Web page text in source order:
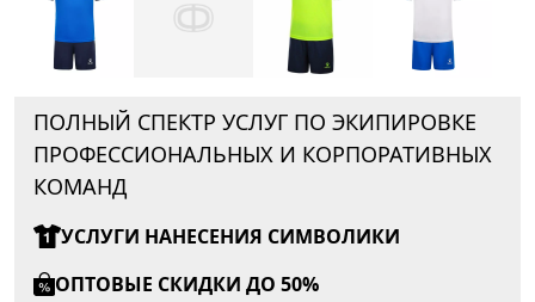
ПОЛНЫЙ СПЕКТР УСЛУГ ПО ЭКИПИРОВКЕ
ПРОФЕССИОНАЛЬНЫХ И КОРПОРАТИВНЫХ
КОМАНД
УСЛУГИ НАНЕСЕНИЯ СИМВОЛИКИ
ОПТОВЫЕ СКИДКИ ДО 50%